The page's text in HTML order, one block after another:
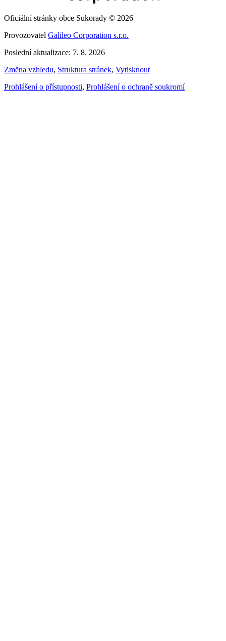
Oficiální stránky obce Sukorady © 2026
Provozovatel Galileo Corporation s.r.o.
Poslední aktualizace: 7. 8. 2026
Změna vzhledu, Struktura stránek, Vytisknout
Prohlášení o přístupnosti, Prohlášení o ochraně soukromí